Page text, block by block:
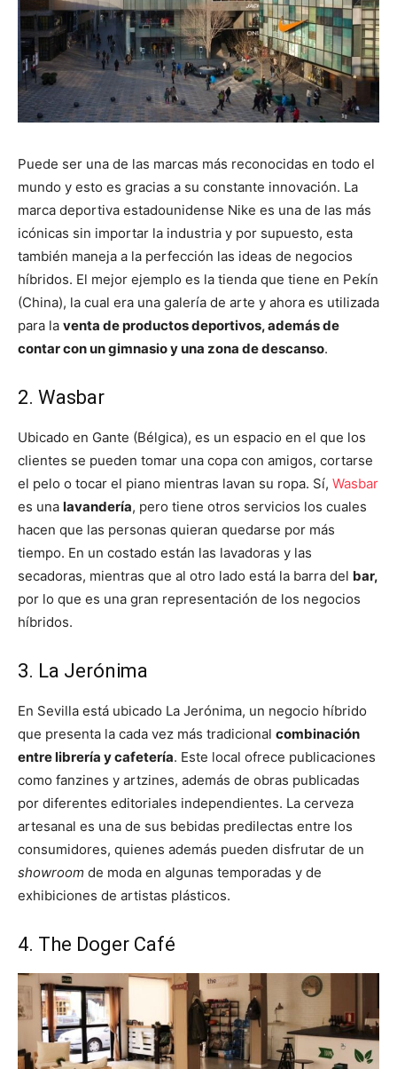
Puede ser una de las marcas más reconocidas en todo el
mundo y esto es gracias a su constante innovación. La
marca deportiva estadounidense Nike es una de las más
icónicas sin importar la industria y por supuesto, esta
también maneja a la perfección las ideas de negocios
híbridos. El mejor ejemplo es la tienda que tiene en Pekín
(China), la cual era una galería de arte y ahora es utilizada
para la venta de productos deportivos, además de
contar con un gimnasio y una zona de descanso.
2. Wasbar
Ubicado en Gante (Bélgica), es un espacio en el que los
clientes se pueden tomar una copa con amigos, cortarse
el pelo o tocar el piano mientras lavan su ropa. Sí, Wasbar
es una lavandería, pero tiene otros servicios los cuales
hacen que las personas quieran quedarse por más
tiempo. En un costado están las lavadoras y las
secadoras, mientras que al otro lado está la barra del bar,
por lo que es una gran representación de los negocios
híbridos.
3. La Jerónima
En Sevilla está ubicado La Jerónima, un negocio híbrido
que presenta la cada vez más tradicional combinación
entre librería y cafetería. Este local ofrece publicaciones
como fanzines y artzines, además de obras publicadas
por diferentes editoriales independientes. La cerveza
artesanal es una de sus bebidas predilectas entre los
consumidores, quienes además pueden disfrutar de un
showroom de moda en algunas temporadas y de
exhibiciones de artistas plásticos.
4. The Doger Café